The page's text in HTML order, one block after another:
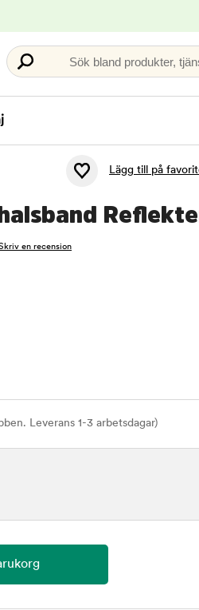
Sök bland produkter,
Lägg till på
en recension
Leverans 1-3 arbetsdagar)